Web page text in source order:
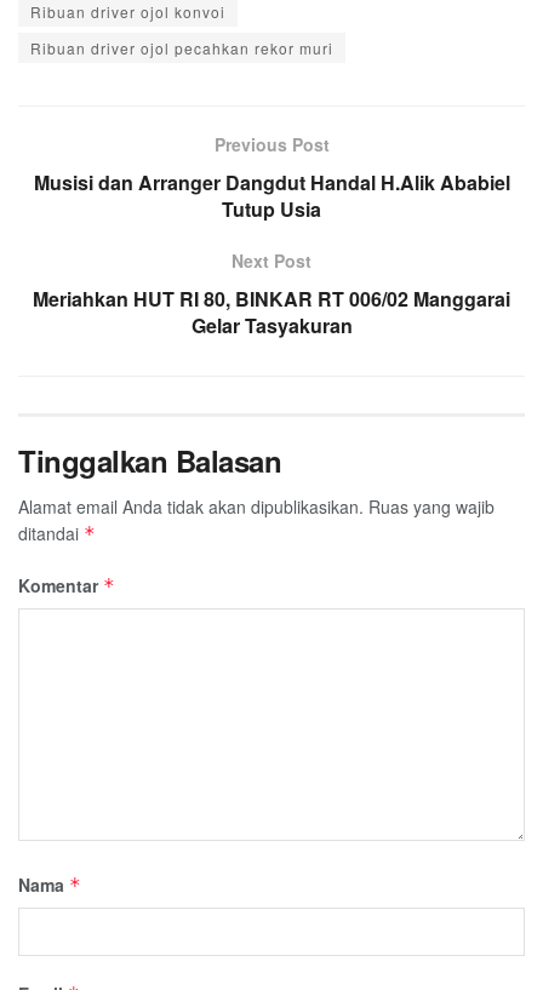
Ribuan driver ojol konvoi
Ribuan driver ojol pecahkan rekor muri
Previous Post
Musisi dan Arranger Dangdut Handal H.Alik Ababiel
Tutup Usia
Next Post
Meriahkan HUT RI 80, BINKAR RT 006/02 Manggarai
Gelar Tasyakuran
Tinggalkan Balasan
Alamat email Anda tidak akan dipublikasikan. Ruas yang wajib
ditandai *
Komentar *
Nama *